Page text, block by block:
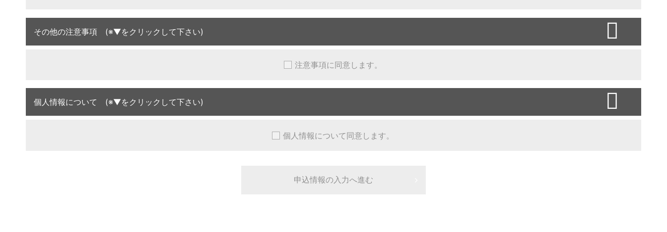
その他の注意事項 (※▼をクリックして下さい)
注意事項に同意します。
個人情報について (※▼をクリックして下さい)
個人情報について同意します。